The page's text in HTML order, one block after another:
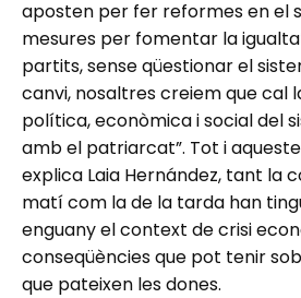
aposten per fer reformes en el
mesures per fomentar la
partits, sense qüestionar el
canvi, nosaltres creiem que cal
política, econòmica i social del
amb el patriarcat”. Tot i
explica Laia Hernández, tant la
matí com la de la tarda han
enguany el context de crisi
conseqüències que pot tenir
que pateixen les dones.